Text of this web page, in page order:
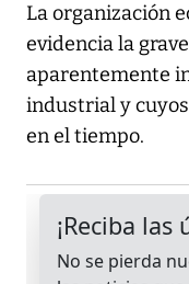
La organización
evidencia la
aparentemente
industrial y
en el tiempo.